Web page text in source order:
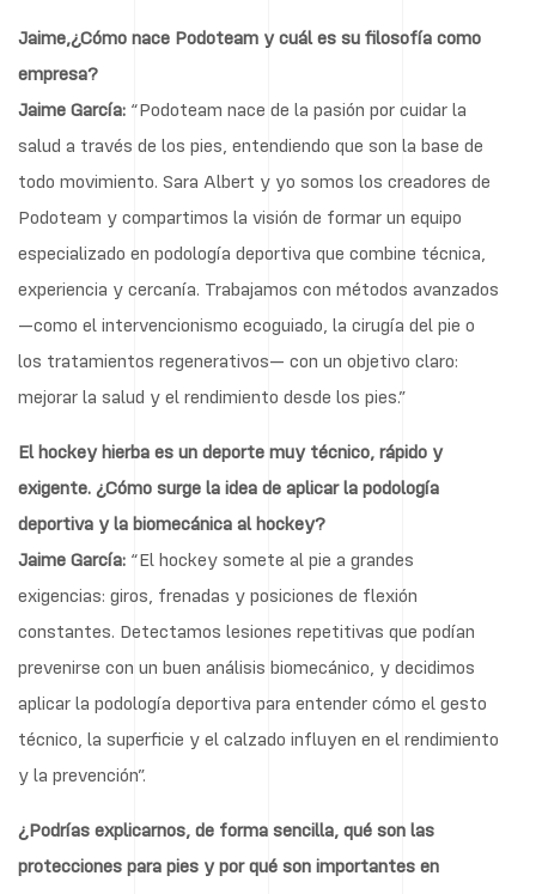
Jaime,¿Cómo nace Podoteam y cuál es su filosofía como
empresa?
Jaime García: “Podoteam nace de la pasión por cuidar la
salud a través de los pies, entendiendo que son la base de
todo movimiento. Sara Albert y yo somos los creadores de
Podoteam y compartimos la visión de formar un equipo
especializado en podología deportiva que combine técnica,
experiencia y cercanía. Trabajamos con métodos avanzados
—como el intervencionismo ecoguiado, la cirugía del pie o
los tratamientos regenerativos— con un objetivo claro:
mejorar la salud y el rendimiento desde los pies.”
El hockey hierba es un deporte muy técnico, rápido y
exigente. ¿Cómo surge la idea de aplicar la podología
deportiva y la biomecánica al hockey?
Jaime García: “El hockey somete al pie a grandes
exigencias: giros, frenadas y posiciones de flexión
constantes. Detectamos lesiones repetitivas que podían
prevenirse con un buen análisis biomecánico, y decidimos
aplicar la podología deportiva para entender cómo el gesto
técnico, la superficie y el calzado influyen en el rendimiento
y la prevención”.
¿Podrías explicarnos, de forma sencilla, qué son las
protecciones para pies y por qué son importantes en